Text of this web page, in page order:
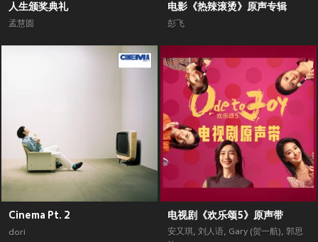
人生颁奖典礼
孟慧圆
电影《热辣滚烫》原声专辑
彭飞
Cinema Pt. 2
dori
电视剧《欢乐颂5》原声带
安又琪, 刘人语, Gary (贺一航), 郭思